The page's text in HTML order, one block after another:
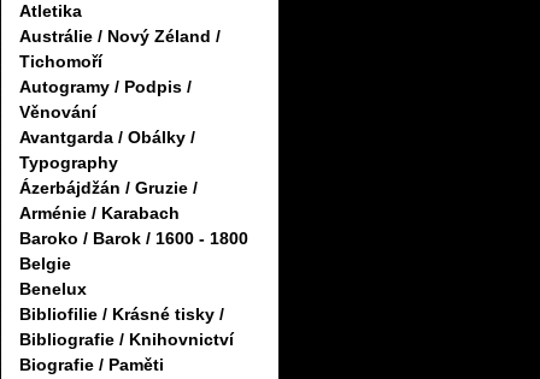
Atletika
Austrálie / Nový Zéland /
Tichomoří
Autogramy / Podpis /
Věnování
Avantgarda / Obálky /
Typography
Ázerbájdžán / Gruzie /
Arménie / Karabach
Baroko / Barok / 1600 - 1800
Belgie
Benelux
Bibliofilie / Krásné tisky /
Bibliografie / Knihovnictví
Biografie / Paměti